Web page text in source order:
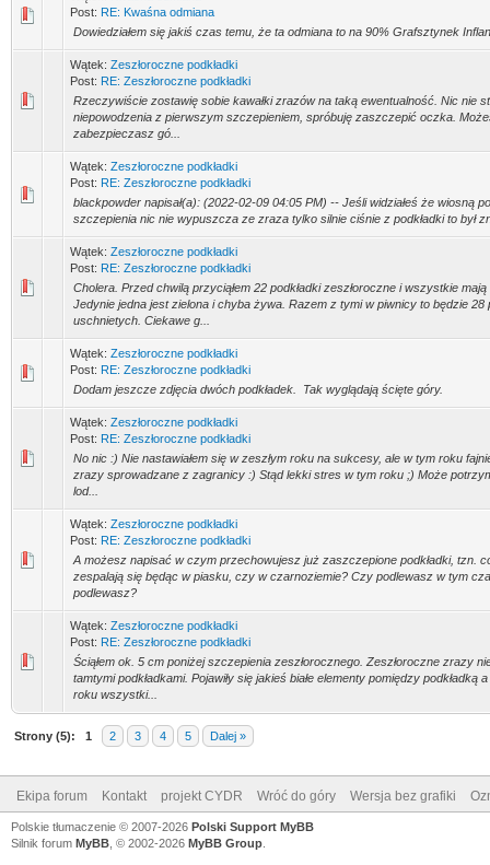
Post: RE: Kwaśna odmiana
Dowiedziałem się jakiś czas temu, że ta odmiana to na 90% Grafsztynek
Wątek: Zeszłoroczne podkładki
Post: RE: Zeszłoroczne podkładki
Rzeczywiście zostawię sobie kawałki zrazów na taką ewentualność. Nic nie
niepowodzenia z pierwszym szczepieniem, spróbuję zaszczepić oczka.
zabezpieczasz gó...
Wątek: Zeszłoroczne podkładki
Post: RE: Zeszłoroczne podkładki
blackpowder napisał(a): (2022-02-09 04:05 PM) -- Jeśli widziałeś że wiosną
szczepienia nic nie wypuszcza ze zraza tylko silnie ciśnie z podkładki to był
Wątek: Zeszłoroczne podkładki
Post: RE: Zeszłoroczne podkładki
Cholera. Przed chwilą przyciąłem 22 podkładki zeszłoroczne i wszystkie
Jedynie jedna jest zielona i chyba żywa. Razem z tymi w piwnicy to będzie 28
uschnietych. Ciekawe g...
Wątek: Zeszłoroczne podkładki
Post: RE: Zeszłoroczne podkładki
Dodam jeszcze zdjęcia dwóch podkładek. Tak wyglądają ścięte góry.
Wątek: Zeszłoroczne podkładki
Post: RE: Zeszłoroczne podkładki
No nic :) Nie nastawiałem się w zeszłym roku na sukcesy, ale w tym roku
zrazy sprowadzane z zagranicy :) Stąd lekki stres w tym roku ;) Może
lod...
Wątek: Zeszłoroczne podkładki
Post: RE: Zeszłoroczne podkładki
A możesz napisać w czym przechowujesz już zaszczepione podkładki, tzn.
zespalają się będąc w piasku, czy w czarnoziemie? Czy podlewasz w tym
podlewasz?
Wątek: Zeszłoroczne podkładki
Post: RE: Zeszłoroczne podkładki
Ściąłem ok. 5 cm poniżej szczepienia zeszłorocznego. Zeszłoroczne zrazy
tamtymi podkładkami. Pojawiły się jakieś białe elementy pomiędzy podkładką
roku wszystki...
Strony (5): 1 2 3 4 5 Dalej »
Ekipa forum Kontakt projekt CYDR Wróć do góry Wersja bez grafiki
Polskie tłumaczenie © 2007-2026 Polski Support MyBB
Silnik forum MyBB , © 2002-2026 MyBB Group